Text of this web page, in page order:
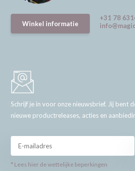
Winkel informatie
+31 78
Schrijf je in voor onze nieuwsbrief. Jij bent
nieuwe productreleases, acties en
* Lees hier de wettelijke beperkingen